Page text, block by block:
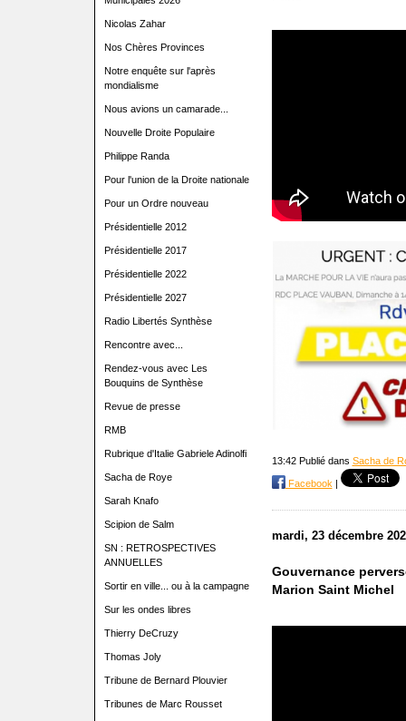
Nicolas Zahar
Nos Chères Provinces
Notre enquête sur l'après
mondialisme
Nous avions un camarade...
Nouvelle Droite Populaire
Philippe Randa
Pour l'union de la Droite nationale
Pour un Ordre nouveau
Présidentielle 2012
Présidentielle 2017
Présidentielle 2022
Présidentielle 2027
Radio Libertés Synthèse
Rencontre avec...
Rendez-vous avec Les
Bouquins de Synthèse
Revue de presse
RMB
Rubrique d'Italie Gabriele Adinolfi
Sacha de Roye
Sarah Knafo
Scipion de Salm
SN : RETROSPECTIVES
ANNUELLES
Sortir en ville... ou à la campagne
Sur les ondes libres
Thierry DeCruzy
Thomas Joly
Tribune de Bernard Plouvier
Tribunes de Marc Rousset
13:42 Publié dans Sacha de
Facebook |
mardi, 23 décembre
Gouvernance
Marion Saint Michel